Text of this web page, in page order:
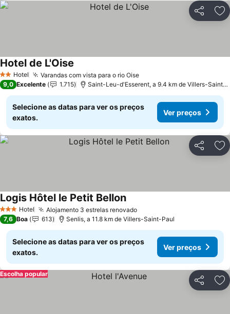
Partilhar
2 Estrelas
Hotel Varandas com vista para o rio Oise
Hotel de L'Oise
9,0 Excelente 1.715 Saint-Leu-d'Esserent, a 9.4 km de Villers-Saint-Paul
Selecione as datas para ver os preços
exatos.
Ver preços
Partilhar
3 EstrelasHotel Alojamento 3 estrelas renovado
Logis Hôtel le Petit Bellon
7,6 Boa 613 Senlis, a 11.8 km de Villers-Saint-Paul
Selecione as datas para ver os preços
exatos.
Ver preços
Partilhar
Escolha popular